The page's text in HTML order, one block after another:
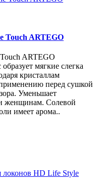
Touch ARTEGO
ARTEGO
мягкие слегка
кристаллам
перед сушкой
Уменьшает
женщинам. Солевой
имеет арома..